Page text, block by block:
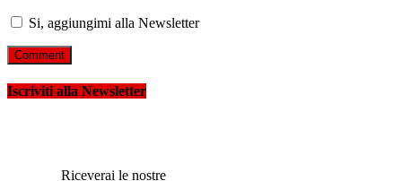
Si, aggiungimi alla Newsletter
Iscriviti alla Newsletter
Riceverai le nostre